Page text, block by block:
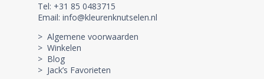
Tel: +31 85 0483715
Email: info@kleurenknutselen.nl
> Algemene voorwaarden
> Winkelen
> Blog
> Jack’s Favorieten